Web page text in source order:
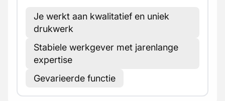
Je werkt aan kwalitatief en uniek
drukwerk
Stabiele werkgever met jarenlange
expertise
Gevarieerde functie